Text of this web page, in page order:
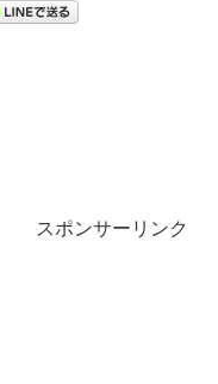
スポンサーリンク